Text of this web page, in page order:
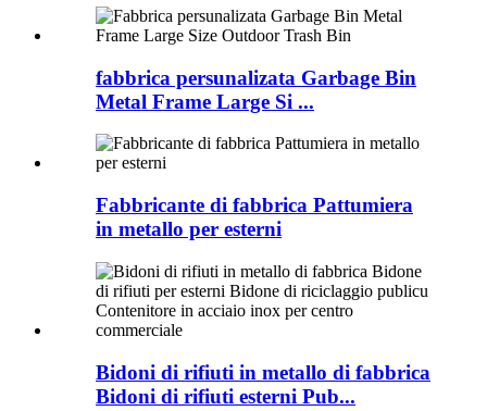
fabbrica persunalizata Garbage Bin
Metal Frame Large Si ...
Fabbricante di fabbrica Pattumiera
in metallo per esterni
Bidoni di rifiuti in metallo di fabbrica
Bidoni di rifiuti esterni Pub...